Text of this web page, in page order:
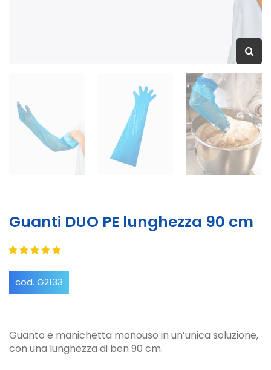
Guanti DUO PE lunghezza 90 cm
cod. G2133
Guanto e manichetta monouso in un’unica soluzione,
con una lunghezza di ben 90 cm.